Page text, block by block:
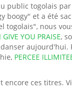
public togolais
boogy" et a été
togolais", nous
GIVE YOU PRAISE,
aujourd'hui.
PERCEE
encore ces titres.